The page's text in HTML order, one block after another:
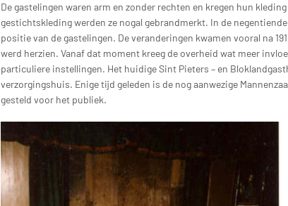
De gastelingen waren arm en zonder rechten en kregen hun
gestichtskleding werden ze nogal gebrandmerkt. In de
positie van de gastelingen. De veranderingen kwamen vooral na
werd herzien. Vanaf dat moment kreeg de overheid wat meer
particuliere instellingen. Het huidige Sint Pieters – en
verzorgingshuis. Enige tijd geleden is de nog aanwezige
gesteld voor het publiek.